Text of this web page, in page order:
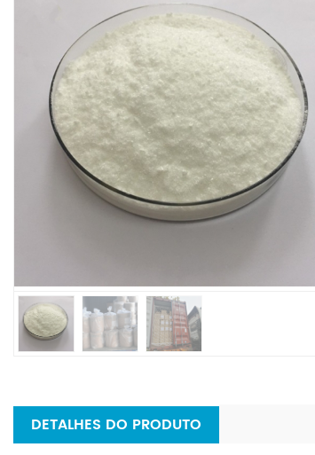
DETALHES DO PRODUTO